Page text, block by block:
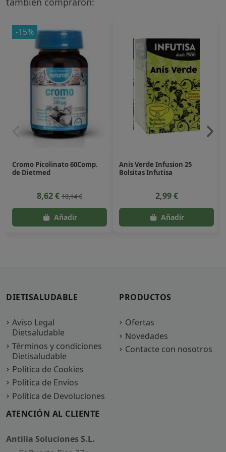
-15%
Cromo Picolinato 60Comp.
de Dietmed
8,62 € 10,14 €
Anis Verde Infusion 25
Bolsitas Infutisa
2,99 €
DIETISALUDABLE
Aviso Legal
Dietsaludable
Términos y condiciones
Dietisaludable
Política de Cookies
Política de Envíos
Política de Devoluciones
PRODUCTOS
Ofertas
Novedades
Contacte con nosotros
ATENCIÓN AL CLIENTE
Antilia Soluciones S.L.